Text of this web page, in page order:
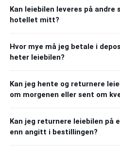
Kan leiebilen leveres på andre
hotellet mitt?
Hvor mye må jeg betale i
heter leiebilen?
Kan jeg hente og returnere
om morgenen eller sent om
Kan jeg returnere leiebilen på
enn angitt i bestillingen?